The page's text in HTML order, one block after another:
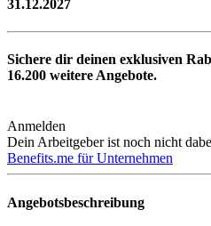
31.12.2027
Sichere dir deinen exklusiven
16.200 weitere Angebote.
Anmelden
Dein Arbeitgeber ist noch nicht
Benefits.me für Unternehmen
Angebotsbeschreibung